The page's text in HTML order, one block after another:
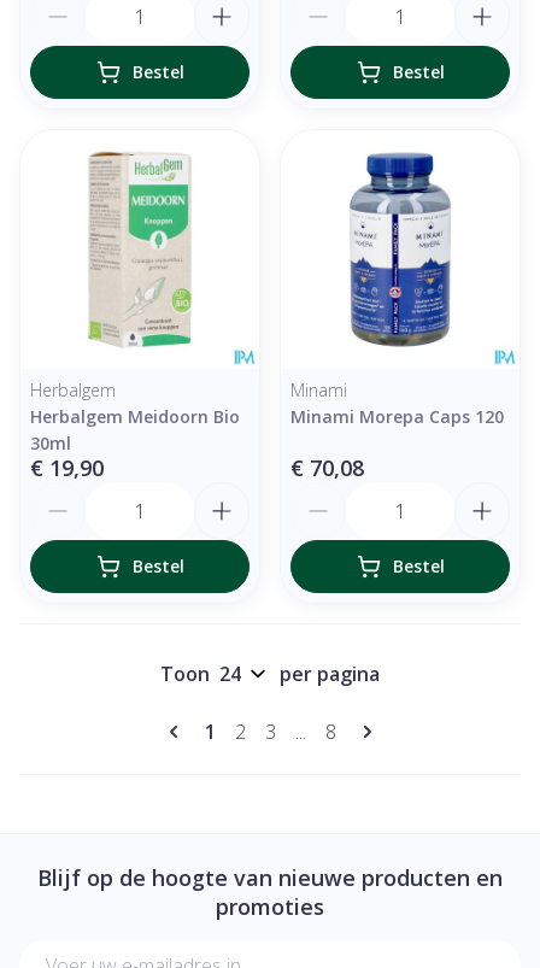
Bestel Bestel
Herbalgem
Herbalgem Meidoorn Bio
30ml
€ 19,90
Bestel
Minami
Minami Morepa Caps 120
€ 70,08
Bestel
Pagina's
U lees momenteel pagina
1 Pagina
2 Pagina
3 ... Pagina
8
Toon per pagina
Blijf op de hoogte van nieuwe producten en
promoties